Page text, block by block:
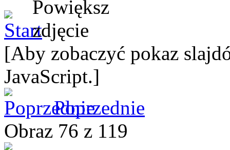
[Aby zobaczyć pokaz
JavaScript.]
Poprzednie
Obraz 76 z 119